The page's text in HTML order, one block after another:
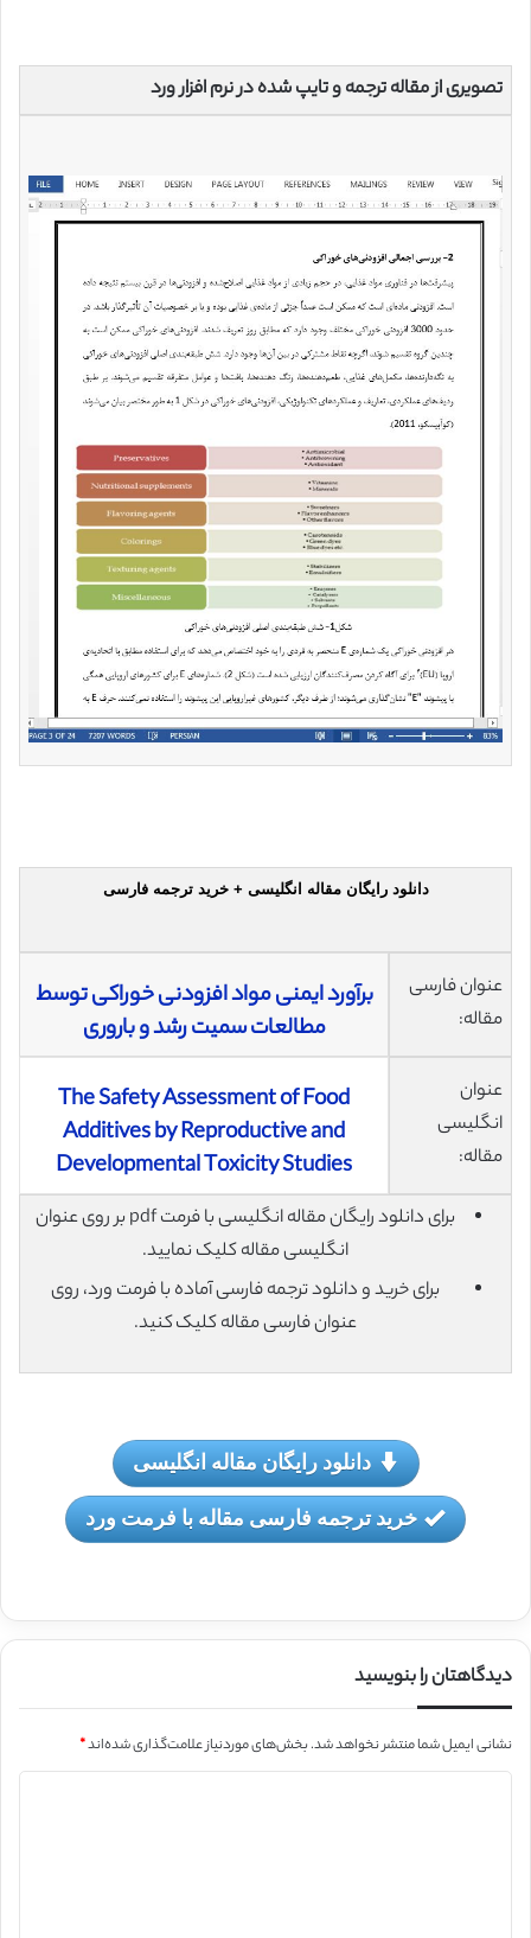
تصویری از مقاله ترجمه و تایپ شده در نرم افزار ورد
دانلود رایگان مقاله انگلیسی + خرید ترجمه فارسی
عنوان فارسی
مقاله:
برآورد ایمنی مواد افزودنی خوراکی توسط
مطالعات سمیت رشد و باروری
عنوان
انگلیسی
مقاله:
The Safety Assessment of Food
Additives by Reproductive and
Developmental Toxicity Studies
برای دانلود رایگان مقاله انگلیسی با فرمت pdf بر روی عنوان
انگلیسی مقاله کلیک نمایید.
برای خرید و دانلود ترجمه فارسی آماده با فرمت ورد، روی
عنوان فارسی مقاله کلیک کنید.
دانلود رایگان مقاله انگلیسی
خرید ترجمه فارسی مقاله با فرمت ورد
دیدگاهتان را بنویسید
نشانی ایمیل شما منتشر نخواهد شد.بخش‌های موردنیاز علامت‌گذاری شده‌اند*